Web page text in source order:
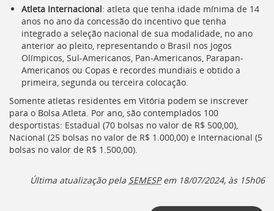
Atleta Internacional: atleta que tenha idade mínima de 14
anos no ano da concessão do incentivo que tenha
integrado a seleção nacional de sua modalidade, no ano
anterior ao pleito, representando o Brasil nos Jogos
Olímpicos, Sul-Americanos, Pan-Americanos, Parapan-
Americanos ou Copas e recordes mundiais e obtido a
primeira, segunda ou terceira colocação.
Somente atletas residentes em Vitória podem se inscrever
para o Bolsa Atleta. Por ano, são contemplados 100
desportistas: Estadual (70 bolsas no valor de R$ 500,00),
Nacional (25 bolsas no valor de R$ 1.000,00) e Internacional (5
bolsas no valor de R$ 1.500,00).
Última atualização pela SEMESPem 18/07/2024, às 15h06